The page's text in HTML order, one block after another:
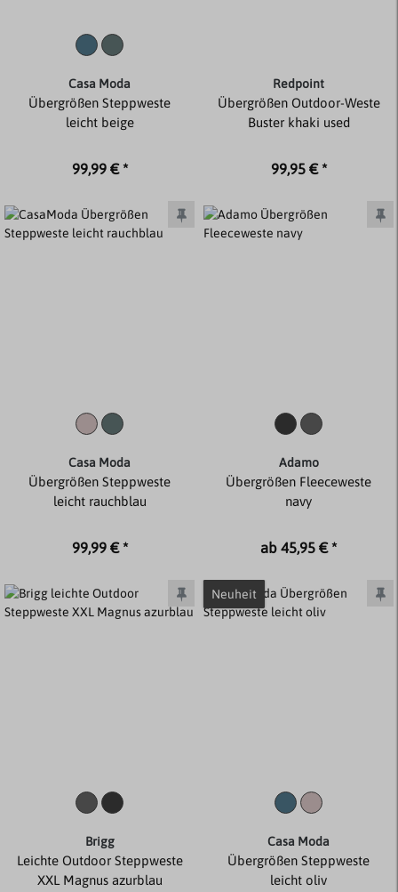
Casa Moda
Übergrößen Steppweste
leicht beige
99,99 € *
Redpoint
Übergrößen Outdoor-Weste
Buster khaki used
99,95 € *
Casa Moda
Übergrößen Steppweste
leicht rauchblau
99,99 € *
Adamo
Übergrößen Fleeceweste
navy
ab 45,95 € *
Brigg
Leichte Outdoor Steppweste
XXL Magnus azurblau
Neuheit
Casa Moda
Übergrößen Steppweste
leicht oliv